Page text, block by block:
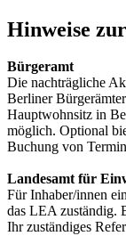
Hinweise
Bürgeramt
Die nachträgliche
Berliner
Hauptwohnsitz in
möglich. Optional
Buchung von
Landesamt für
Für Inhaber/innen
das LEA zuständig.
Ihr zuständiges